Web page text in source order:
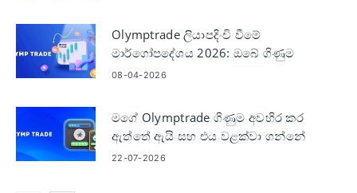
Olymptrade ලියාපදිංචි වීමේ
මාර්ගෝපදේශය 2026: ඔබේ ගිණුම
ඉක්මනින් සාදා තහවුරු කරන්නේ
08-04-2026
මගේ Olymptrade ගිණුම අවහිර කර
ඇත්තේ ඇයි සහ එය වළක්වා ගන්නේ
කෙසේද?
22-07-2026